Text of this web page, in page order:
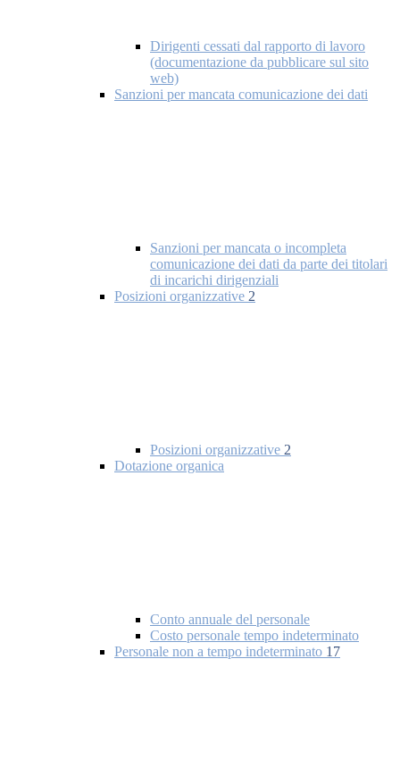
Dirigenti cessati dal rapporto di lavoro
(documentazione da pubblicare sul sito
web)
Sanzioni per mancata comunicazione dei dati
Sanzioni per mancata o incompleta
comunicazione dei dati da parte dei titolari
di incarichi dirigenziali
Posizioni organizzative 2
Posizioni organizzative 2
Dotazione organica
Conto annuale del personale
Costo personale tempo indeterminato
Personale non a tempo indeterminato 17